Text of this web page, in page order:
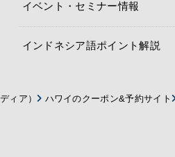
イベント・セミナー情報
インドネシア語ポイント解説
ィア） ハワイのクーポン&予約サイト